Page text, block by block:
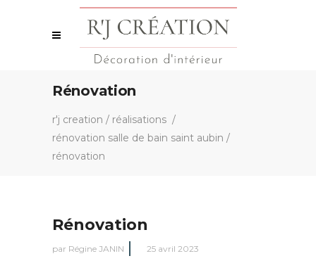
Rénovation
r'j creation / réalisations /
rénovation salle de bain saint aubin /
rénovation
Rénovation
par Régine JANIN 25 avril 2023